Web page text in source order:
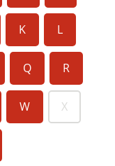
K L
Q R
W X